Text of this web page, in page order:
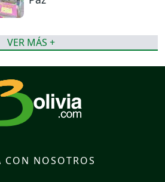
VER MÁS +
CON NOSOTROS